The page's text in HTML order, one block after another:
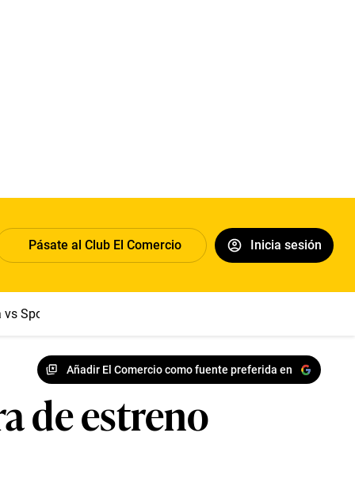
Pásate al Club El Comercio Inicia sesión
Sport Boys
Añadir El Comercio como fuente preferida en
de estreno